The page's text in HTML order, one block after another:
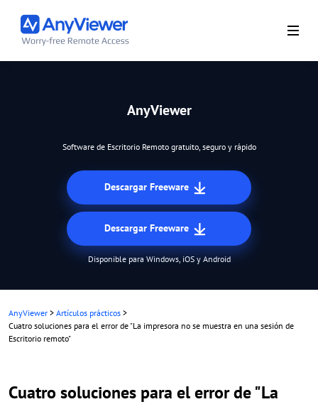
AnyViewer
Software de Escritorio Remoto gratuito, seguro y rápido
Descargar Freeware
Descargar Freeware
Disponible para Windows, iOS y Android
AnyViewer > Artículos prácticos >
Cuatro soluciones para el error de "La impresora no se muestra en una sesión de
Escritorio remoto"
Cuatro soluciones para el error de "La